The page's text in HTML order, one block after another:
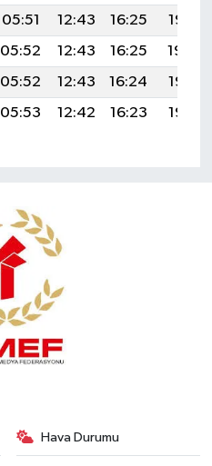
05:51 12:43 16:25
19:26
05:52 12:43 16:25
19:24
05:52 12:43 16:24
19:23
05:53 12:42 16:23 19:22
Hava Durumu